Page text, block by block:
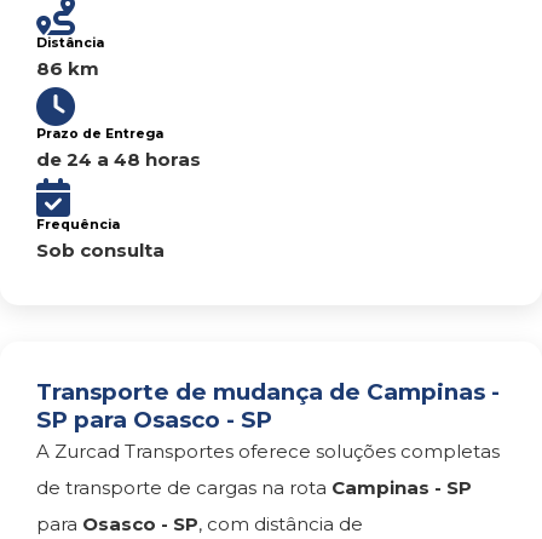
Distância
86 km
Prazo de Entrega
de 24 a 48 horas
Frequência
Sob consulta
Transporte de mudança de Campinas -
SP para Osasco - SP
A Zurcad Transportes oferece soluções completas
de transporte de cargas na rota Campinas - SP
para Osasco - SP, com distância de